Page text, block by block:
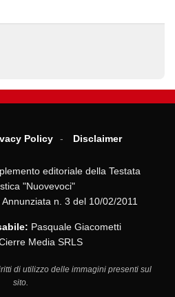
Policy Disclaimer
editoriale della Testata
"Nuovevoci"
n. 3 del 10/02/2011
Pasquale Giacometti
Media SRLS
di utilizzo delle immagini presenti sul
sito.